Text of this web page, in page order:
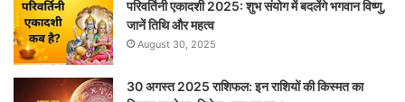
परिवर्तिनी एकादशी 2025: शुभ संयोग में बदलेंगे भगवान विष्णु,
जानें तिथि और महत्व
August 30, 2025
30 अगस्त 2025 राशिफल: इन राशियों की किस्मत का